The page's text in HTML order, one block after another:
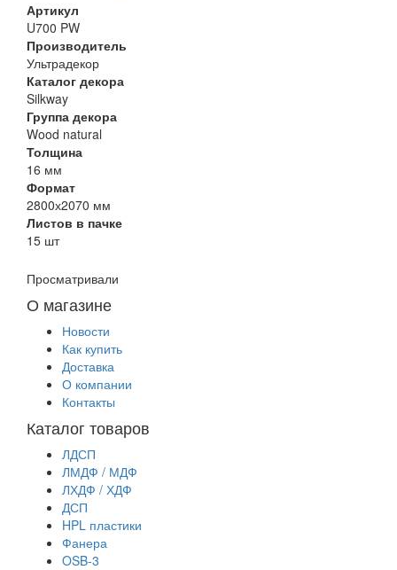
Артикул
U700 PW
Производитель
Ультрадекор
Каталог декора
Silkway
Группа декора
Wood natural
Толщина
16 мм
Формат
2800х2070 мм
Листов в пачке
15 шт
Просматривали
О магазине
Новости
Как купить
Доставка
О компании
Контакты
Каталог товаров
ЛДСП
ЛМДФ / МДФ
ЛХДФ / ХДФ
ДСП
HPL пластики
Фанера
OSB-3